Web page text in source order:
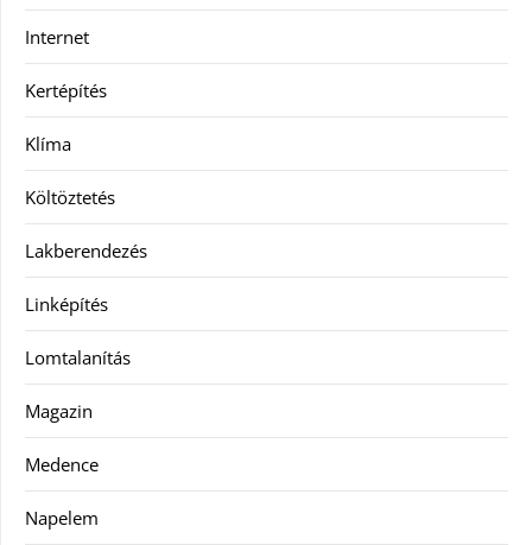
Internet
Kertépítés
Klíma
Költöztetés
Lakberendezés
Linképítés
Lomtalanítás
Magazin
Medence
Napelem